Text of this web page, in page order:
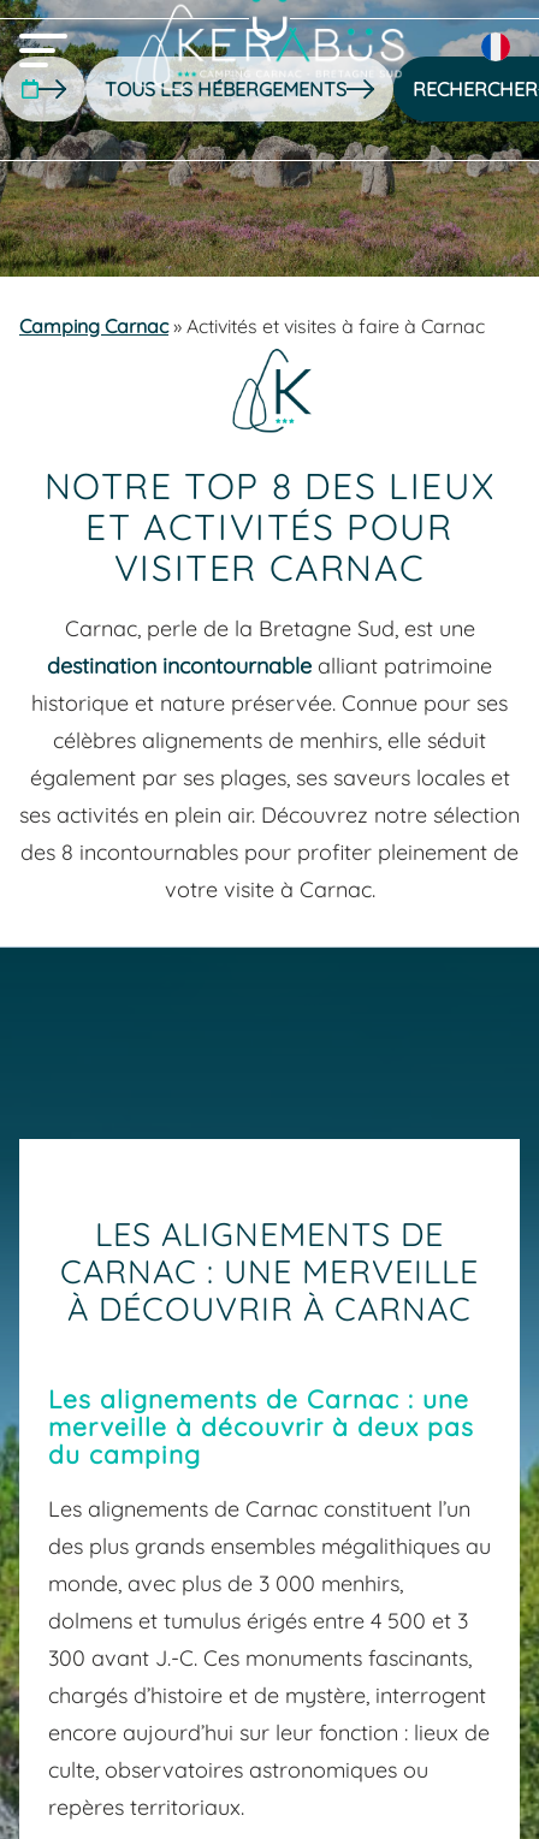
RECHERCHER
Camping Carnac» Activités et visites à faire à Carnac
NOTRE TOP 8 DES LIEUX
ET ACTIVITÉS POUR
VISITER CARNAC
Carnac, perle de la Bretagne Sud, est une
destination incontournable alliant patrimoine
historique et nature préservée. Connue pour ses
célèbres alignements de menhirs, elle séduit
également par ses plages, ses saveurs locales et
ses activités en plein air. Découvrez notre sélection
des 8 incontournables pour profiter pleinement de
votre visite à Carnac.
LES ALIGNEMENTS DE
CARNAC : UNE MERVEILLE
À DÉCOUVRIR À CARNAC
Les alignements de Carnac : une
merveille à découvrir à deux pas
du camping
Les alignements de Carnac constituent l’un
des plus grands ensembles mégalithiques au
monde, avec plus de 3 000 menhirs,
dolmens et tumulus érigés entre 4 500 et 3
300 avant J.-C. Ces monuments fascinants,
chargés d’histoire et de mystère, interrogent
encore aujourd’hui sur leur fonction : lieux de
culte, observatoires astronomiques ou
repères territoriaux.